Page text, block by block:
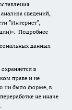
сведений,
"Интернет",
Подробнее
данных
в
праве и не
ни было форме, в
не иначе